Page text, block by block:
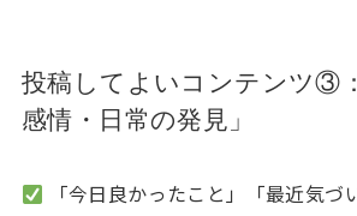
投稿してよいコンテンツ③
感情・日常の発見」
「今日良かったこと」「最近気づ